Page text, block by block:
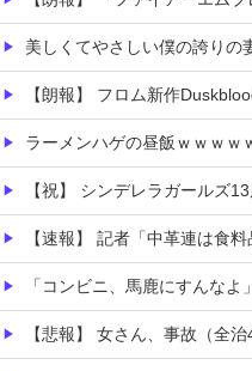
美しくてやさしい僕の誇り
【朗報】 フロム新作Duskbloods、
ラーメンハゲの昼飯ｗｗｗｗ
【祝】 シンデレラガールズ13周年！デレステ10周年お
【速報】 記者「中革連は食料品消費税ゼロを公約
「コンビニ、馬鹿にすんなよ」→あ
【悲報】 女さん、事故（全治4ヶ月半・車は廃